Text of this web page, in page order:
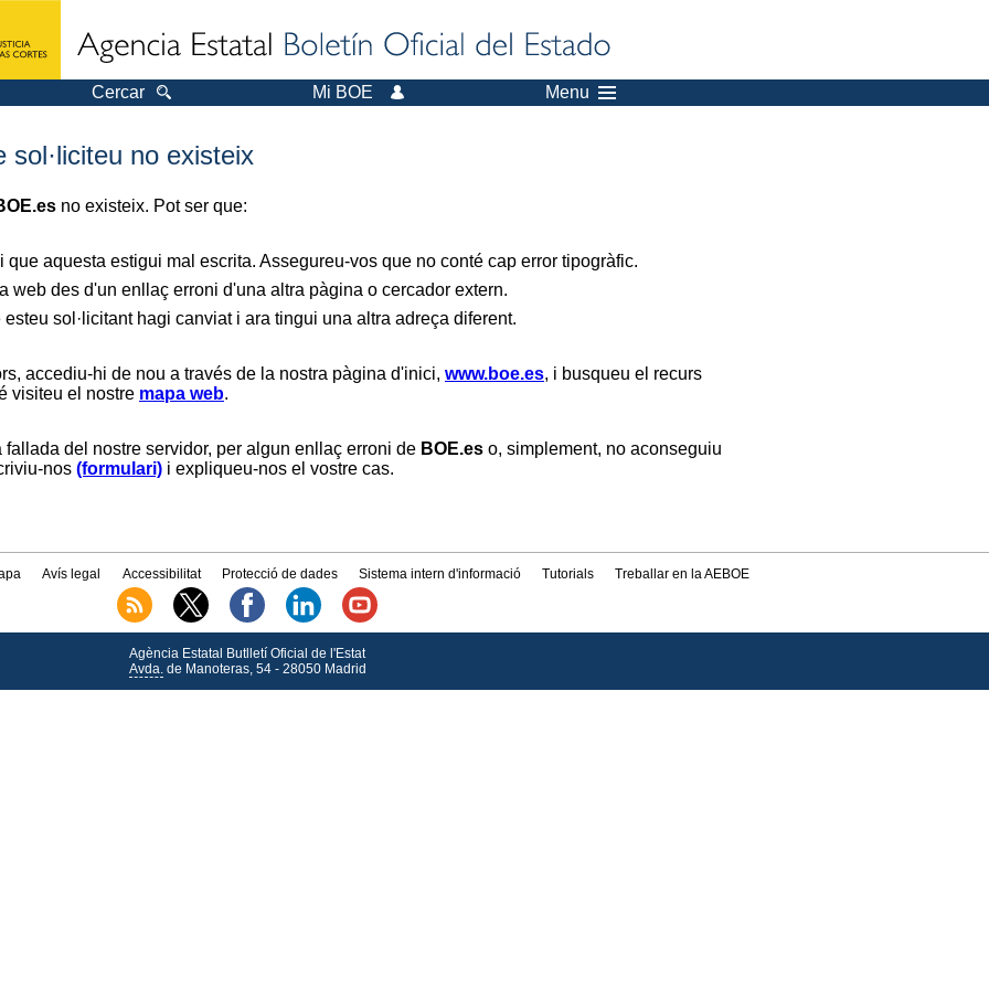
Cercar Mi BOE Menu
no existeix
no existeix. Pot ser que:
aquesta estigui mal escrita. Assegureu-vos que no conté cap error tipogràfic.
web des d'un enllaç erroni d'una altra pàgina o cercador extern.
sol·licitant hagi canviat i ara tingui una altra adreça diferent.
accediu-hi de nou a través de la nostra pàgina d'inici, www.boe.es, i busqueu el recurs
visiteu el nostre mapa web.
del nostre servidor, per algun enllaç erroni de BOE.es o, simplement, no aconseguiu
nos (formulari) i expliqueu-nos el vostre cas.
Avís legal Accessibilitat Protecció de dades Sistema intern d'informació Tutorials Treballar en la AEBOE
Agència Estatal Butlletí Oficial de l'Estat
Avda.de Manoteras, 54 - 28050 Madrid